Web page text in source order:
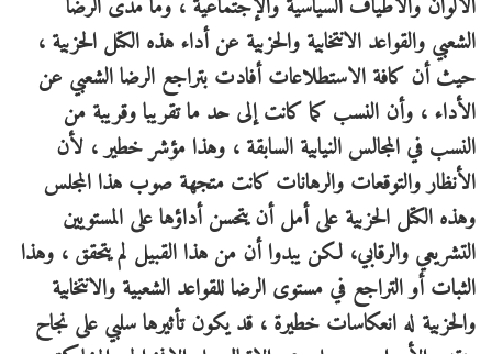
الألوان والأطياف السياسية والإجتماعية ، وما مدى الرضا
الشعبي والقواعد الانتخابية والحزبية عن أداء هذه الكتل الحزبية ،
حيث أن كافة الاستطلاعات أفادت بتراجع الرضا الشعبي عن
الأداء ، وأن النسب كما كانت إلى حد ما تقريبا وقريبة من
النسب في المجالس النيابية السابقة ، وهذا مؤشر خطير ، لأن
الأنظار والتوقعات والرهانات كانت متجهة صوب هذا المجلس
وهذه الكتل الحزبية على أمل أن يتحسن أداؤها على المستويين
التشريعي والرقابي، لكن يبدوا أن من هذا القبيل لم يتحقق ، وهذا
الثبات أو التراجع في مستوى الرضا للقواعد الشعبية والانتخابية
والحزبية له انعكاسات خطيرة ، قد يكون تأثيرها سلبي على نجاح